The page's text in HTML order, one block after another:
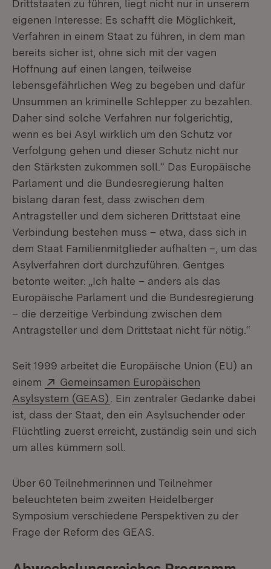
Drittstaaten zu führen, liegt nicht nur in unserem
eigenen Interesse: Es schafft die Möglichkeit,
Verfahren in einem Staat zu führen, in dem man
bereits sicher ist, ohne sich mit der vagen
Hoffnung auf einen langen, teilweise
lebensgefährlichen Weg zu begeben und dafür
Unsummen an kriminelle Schlepper zu bezahlen.
Daher sind solche Verfahren nur folgerichtig,
wenn es bei Asyl wirklich um den Schutz vor
Verfolgung gehen und dieser Schutz nicht nur
den Stärksten zukommen soll.“ Das Europäische
Parlament und die Bundesregierung halten
bislang daran fest, dass zwischen dem
Antragsteller und dem sicheren Drittstaat eine
Verbindung bestehen muss – etwa, dass sich in
dem Staat Familienmitglieder aufhalten –, um das
Asylverfahren dort durchzuführen. Gentges
betonte weiter: „Ich halte – anders als das
Europäische Parlament und die Bundesregierung
– die derzeitige Verbindung zwischen dem
Antragsteller und dem Drittstaat nicht für nötig.“
Seit 1999 arbeitet die Europäische Union (EU) an
einem
Extern:
Gemeinsamen Europäischen
Asylsystem (GEAS) (Öffnet in neuem Fenster)
. Ein zentraler Gedanke dabei
ist, dass der Staat, den ein Asylsuchender oder
Flüchtling zuerst erreicht, zuständig sein und sich
um alles kümmern soll.
Über 60 Teilnehmerinnen und Teilnehmer
beleuchteten beim zweiten Heidelberger
Symposium verschiedene Perspektiven zu der
Frage der Reform des GEAS.